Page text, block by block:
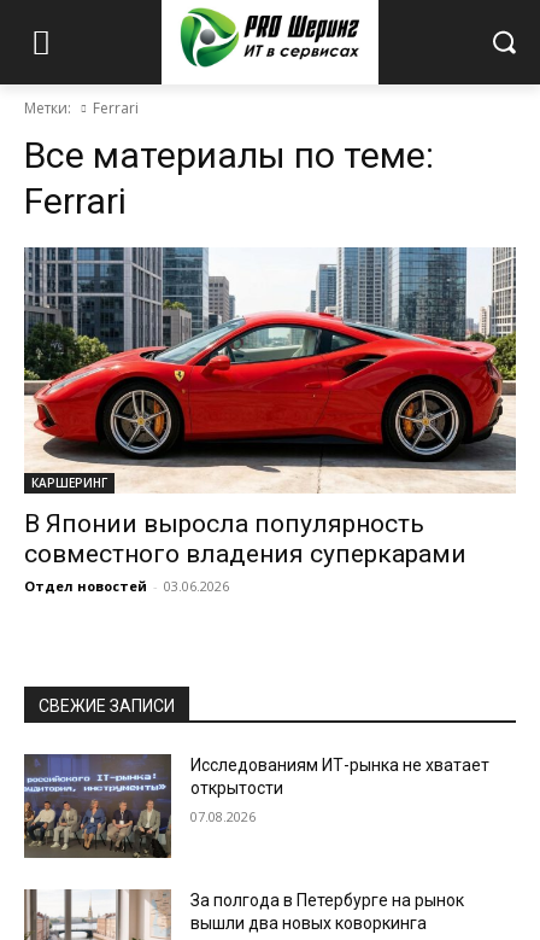
Метки: Ferrari
Все материалы по теме:
Ferrari
КАРШЕРИНГ
В Японии выросла популярность
совместного владения суперкарами
Отдел новостей - 03.06.2026
СВЕЖИЕ ЗАПИСИ
Исследованиям ИТ-рынка не хватает
открытости
07.08.2026
За полгода в Петербурге на рынок
вышли два новых коворкинга